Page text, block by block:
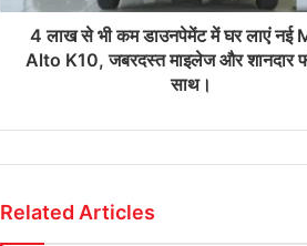
4 लाख से भी कम डाउनपेमेंट में घर लाएं नई
Alto K10, जबरदस्त माइलेज और शानदार
साथ।
Related Articles